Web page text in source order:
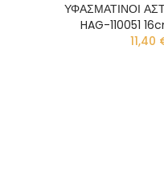
ΥΦΑΣΜΑΤΙΝΟΙ
HAG-110051
11,40